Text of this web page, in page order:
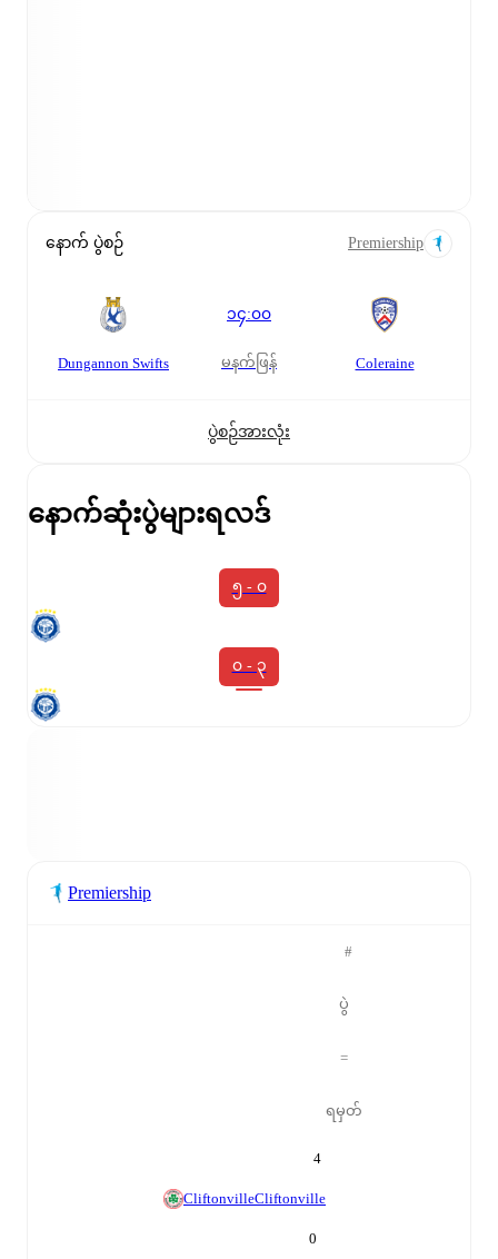
နောက် ပွဲစဉ် Premiership
Dungannon Swifts
၁၄:၀၀
မနက်ဖြန် Coleraine
ပွဲစဉ်အားလုံး
နောက်ဆုံးပွဲများရလဒ်
၅ - ၀
၀ - ၃
Premiership
#
ပွဲ
=
ရမှတ်
4
CliftonvilleCliftonville
0